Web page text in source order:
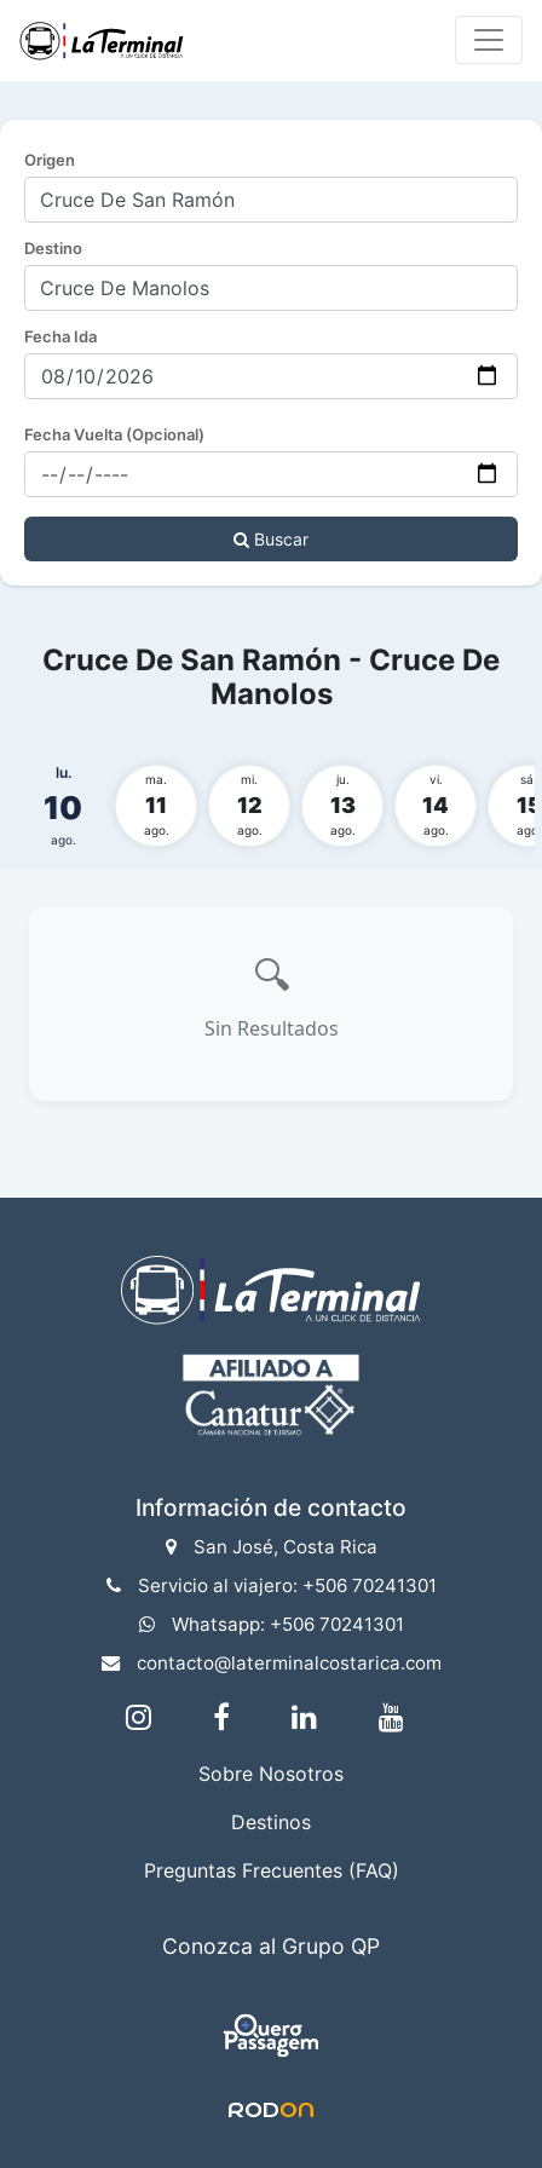
Origen
Destino
Fecha Ida
Fecha Vuelta (Opcional)
Buscar
Cruce De San Ramón - Cruce De
Manolos
lu.
10
ago.
ma.
11
ago.
mi.
12
ago.
ju.
13
ago.
vi.
14
ago.
sá.
15
ago.
🔍
Sin Resultados
Información de contacto
San José, Costa Rica
Servicio al viajero: +506 70241301
Whatsapp: +506 70241301
contacto@laterminalcostarica.com
Sobre Nosotros
Destinos
Preguntas Frecuentes (FAQ)
Conozca al Grupo QP